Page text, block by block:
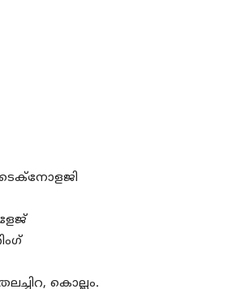
കൊല്ലം.